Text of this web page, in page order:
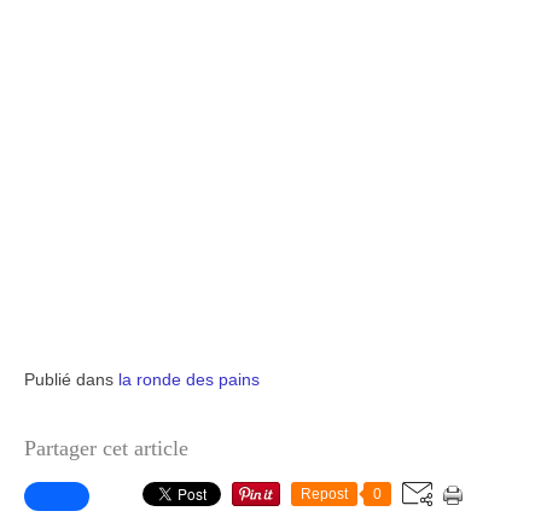
Publié dans la ronde des pains
Partager cet article
Repost 0